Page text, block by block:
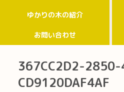
ゆかりの木の紹介
お問い合わせ
367CC2D2-
CD9120DAF4AF